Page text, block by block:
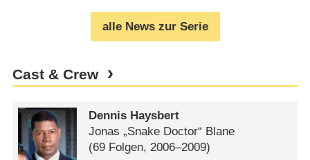
alle News zur Serie
Cast & Crew
Dennis Haysbert
Jonas „Snake Doctor“ Blane
(69 Folgen, 2006⁠–⁠2009)